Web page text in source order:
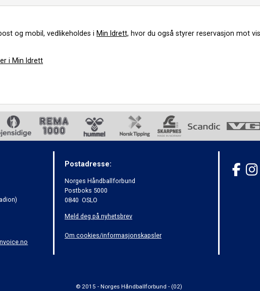
og mobil, vedlikeholdes i Min Idrett, hvor du også styrer reservasjon mot
i Min Idrett
Postadresse:
Norges Håndballforbund
Postboks 5000
0840 OSLO
Meld deg på nyhetsbrev
Om cookies/informasjonskapsler
© 2015 - Norges Håndballforbund - (02)